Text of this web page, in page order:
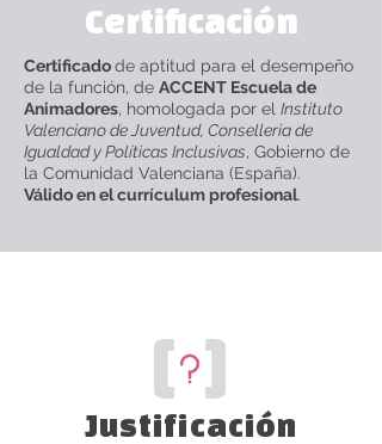
Certificación
Certificadode aptitud para el desempeño
de la función, de ACCENT Escuela de
Animadores, homologada por el Instituto
Valenciano de Juventud, Conselleria de
Igualdad y Políticas Inclusivas, Gobierno de
la Comunidad Valenciana (España).
Válido en el currículum profesional.
Justificación